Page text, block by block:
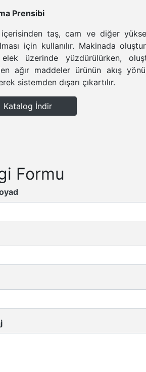
Prensibi
taş, cam ve diğer
için kullanılır. Makinada
üzerinde yüzdürülürken,
ağır maddeler ürünün akış
sistemden dışarı çıkartılır.
Katalog İndir
Formu